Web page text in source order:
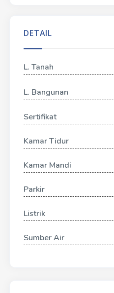
DETAIL
L. Tanah
L. Bangunan
Sertifikat
Kamar Tidur
Kamar Mandi
Parkir
Listrik
Sumber Air